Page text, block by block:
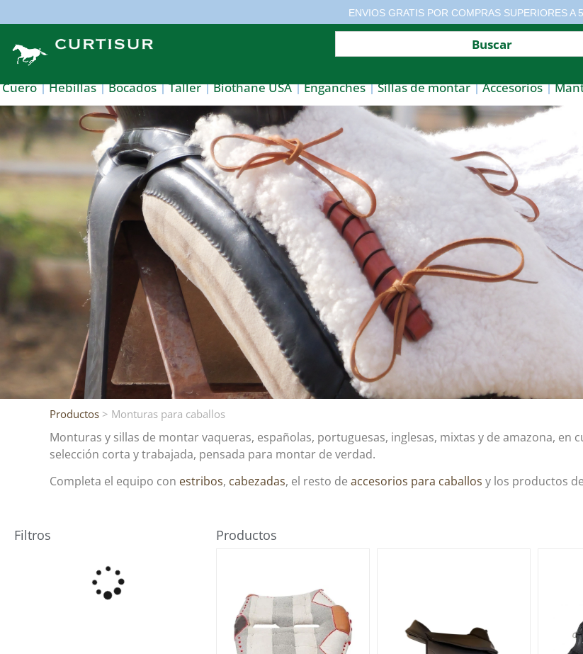
ENVIOS GRATIS POR COMPRAS SUPERIORES A
Cuero Hebillas Bocados Taller Biothane USA Enganches Sillas de montar Accesorios
Productos > Monturas para caballos
Monturas y sillas de montar vaqueras, españolas, portuguesas, inglesas, mixtas y de amazona,
selección corta y trabajada, pensada para montar de verdad.
Completa el equipo con estribos, cabezadas, el resto deaccesorios para caballos y los productos de
Filtros Productos